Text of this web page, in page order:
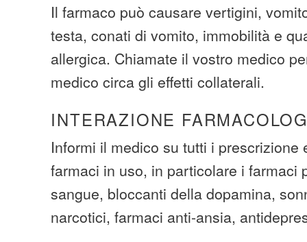
Il farmaco può causare vertigini,
testa, conati di vomito, immobilità e
allergica. Chiamate il vostro medico
medico circa gli effetti collaterali.
INTERAZIONE
Informi il medico su tutti i prescrizione
farmaci in uso, in particolare i farmaci
sangue, bloccanti della dopamina,
narcotici, farmaci anti-ansia,